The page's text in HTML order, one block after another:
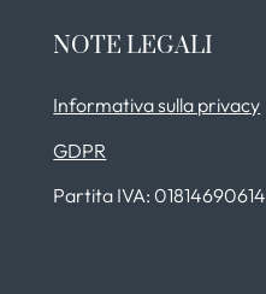
NOTE LEGALI
Informativa sulla privacy
GDPR
Partita IVA: 01814690614